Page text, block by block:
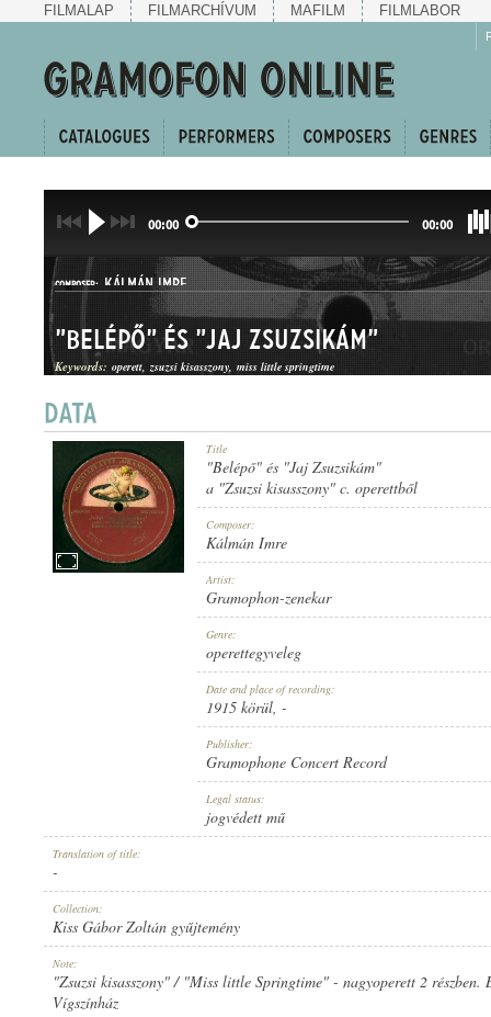
FILMALAP FILMARCHÍVUM MAFILM FILMLABOR
00:00 00:00
COMPOSER: KÁLMÁN IMRE
OPERETTEGYVELEG
GRAMOPHONE CONCERT RECORD
2-10725
"Belépő" és "Jaj Zsuzsikám"
Keywords: operett zsuzsi kisasszony miss little springtime
Title
"Belépő" és "Jaj Zsuzsikám"
a "Zsuzsi kisasszony" c. operettből
Composer:
Kálmán Imre
Artist:
Gramophon-zenekar
Genre:
operettegyveleg
Date and place of recording:
1915 körül, -
Publisher:
Gramophone Concert Record
Legal status:
jogvédett mű
Translation of title:
-
Collection:
Kiss Gábor Zoltán gyűjtemény
Note:
"Zsuzsi kisasszony" / "Miss little Springtime" - nagyoperett 2 részben.
Vígszínház